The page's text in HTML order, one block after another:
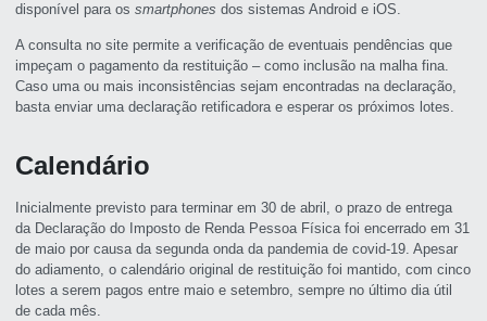
disponível para ossmartphones dos sistemas Android e iOS.
A consulta no site permite a verificação de eventuais pendências que
impeçam o pagamento da restituição – como inclusão na malha fina.
Caso uma ou mais inconsistências sejam encontradas na declaração,
basta enviar uma declaração retificadora e esperar os próximos lotes.
Calendário
Inicialmente previsto para terminar em 30 de abril, o prazo de entrega
da Declaração do Imposto de Renda Pessoa Física foi encerrado em 31
de maio por causa da segunda onda da pandemia de covid-19. Apesar
do adiamento, o calendário original de restituição foi mantido, com cinco
lotes a serem pagos entre maio e setembro, sempre no último dia útil
de cada mês.